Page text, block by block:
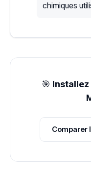
chimiques
🎯
Comparer